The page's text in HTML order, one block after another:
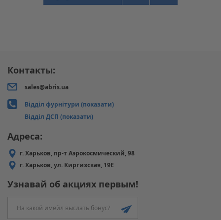
Контакты:
sales@abris.ua
Відділ фурнітури (показати)
Відділ ДСП (показати)
Адреса:
г. Харьков, пр-т Аэрокосмический, 98
г. Харьков, ул. Киргизская, 19Е
Узнавай об акциях первым!